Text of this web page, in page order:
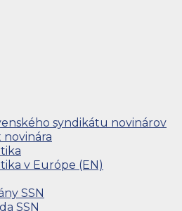
syndikátu novinárov
novinára
v Európe (EN)
SSN
SSN